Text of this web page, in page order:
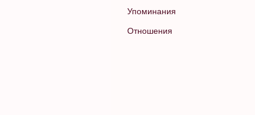
Упоминания
Отношения